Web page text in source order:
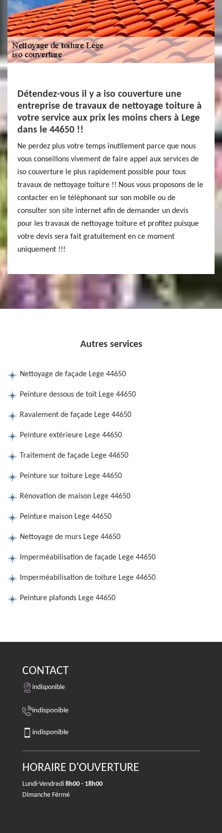
Détendez-vous il y a iso couverture une
entreprise de travaux de nettoyage toiture à
votre service aux prix les moins chers à Lege
dans le 44650 !!
Ne perdez plus votre temps inutilement parce que nous
vous conseillons vivement de faire appel aux services de
iso couverture le plus rapidement possible pour tous
travaux de nettoyage toiture !! Nous vous proposons de le
contacter en le téléphonant sur son mobile ou de
consulter son site internet afin de demander un devis
pour les travaux de nettoyage toiture et profitez puisque
votre devis sera fait gratuitement en ce moment
uniquement !!!
Autres services
Nettoyage de façade Lege 44650
Peinture dessous de toit Lege 44650
Ravalement de façade Lege 44650
Peinture extérieure Lege 44650
Traitement de façade Lege 44650
Peinture sur toiture Lege 44650
Rénovation de maison Lege 44650
Peinture maison Lege 44650
Nettoyage de murs Lege 44650
Imperméabilisation de façade Lege 44650
Imperméabilisation de toiture Lege 44650
Peinture plafonds Lege 44650
CONTACT
indisponible
indisponible
indisponible
HORAIRE D'OUVERTURE
Lundi-Vendredi 8h00 - 18h00
Dimanche Férmé